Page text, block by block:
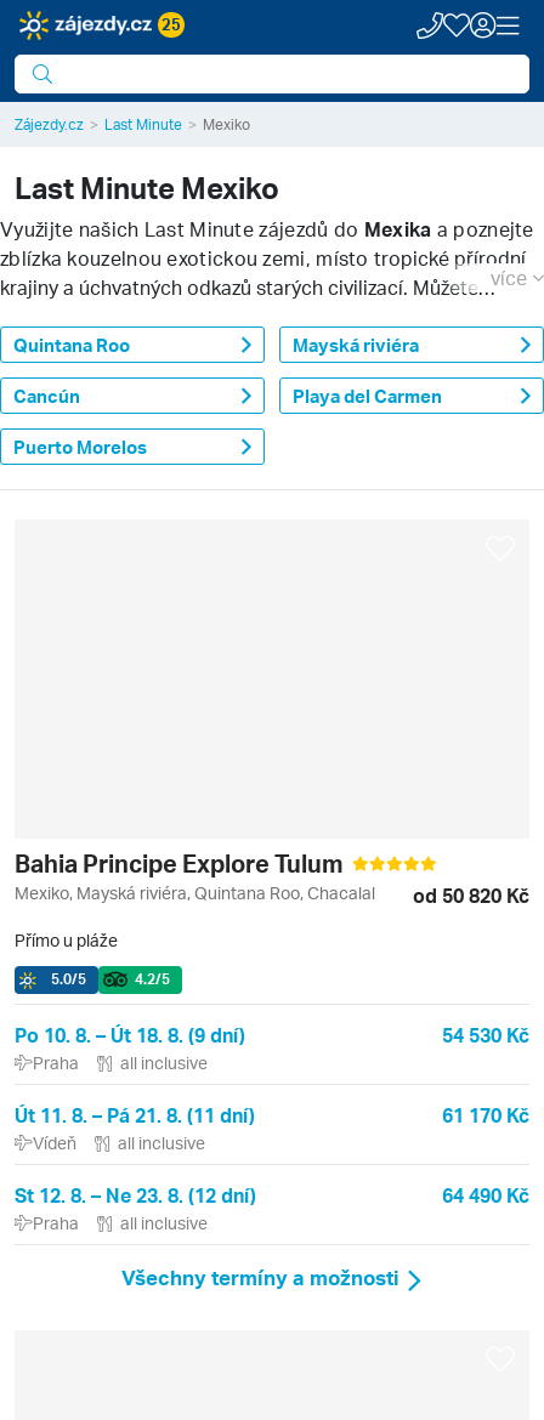
25
Zájezdy.cz Last Minute Mexiko
Last MinuteMexiko
Využijte našich Last Minutezájezdů do Mexika a poznejte
zblízka kouzelnou exotickou zemi, místo tropické přírodní
krajiny a úchvatných odkazů starých civilizací. Můžete
oceánu s nekonečnými možnostmi poznávání přírody
Střední Ameriky.
více
Quintana Roo Mayská riviéra
Cancún Playa del Carmen
Puerto Morelos
Bahia Principe Explore Tulum
Mexiko, Mayská riviéra, Quintana Roo, Chacalal od 50 820 Kč
Přímo u pláže
5.0/5 4.2/5
Po 10. 8. – Út 18. 8. (9 dní) 54 530 Kč
Praha all inclusive
Út 11. 8. – Pá 21. 8. (11 dní) 61 170 Kč
Vídeň all inclusive
St 12. 8. – Ne 23. 8. (12 dní) 64 490 Kč
Praha all inclusive
Všechny termíny a možnosti